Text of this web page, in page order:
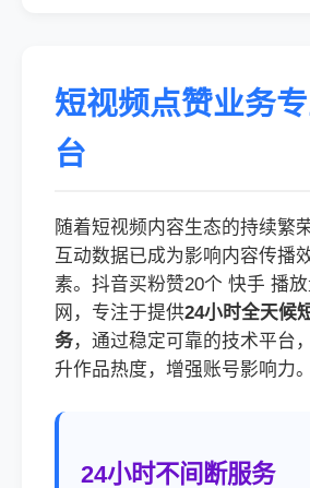
短视频点赞业务
台
随着短视频内容生态的持续繁
互动数据已成为影响内容传播
素。抖音买粉赞20个 快手 播
网，专注于提供24小时全天候
务，通过稳定可靠的技术平台
升作品热度，增强账号影响力。
24小时不间断服务